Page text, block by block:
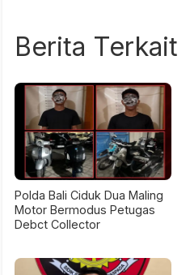
Berita Terkait
Polda Bali Ciduk Dua Maling
Motor Bermodus Petugas
Debct Collector